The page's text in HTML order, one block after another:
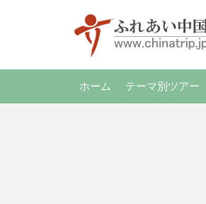
ホーム テーマ別ツアー